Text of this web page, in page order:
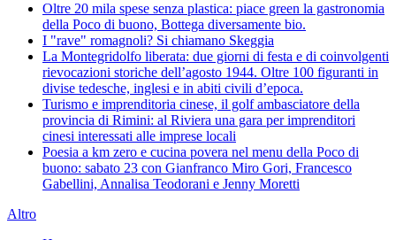
Oltre 20 mila spese senza plastica: piace green la gastronomia
della Poco di buono, Bottega diversamente bio.
I "rave" romagnoli? Si chiamano Skeggia
La Montegridolfo liberata: due giorni di festa e di coinvolgenti
rievocazioni storiche dell’agosto 1944. Oltre 100 figuranti in
divise tedesche, inglesi e in abiti civili d’epoca.
Turismo e imprenditoria cinese, il golf ambasciatore della
provincia di Rimini: al Riviera una gara per imprenditori
cinesi interessati alle imprese locali
Poesia a km zero e cucina povera nel menu della Poco di
buono: sabato 23 con Gianfranco Miro Gori, Francesco
Gabellini, Annalisa Teodorani e Jenny Moretti
Altro